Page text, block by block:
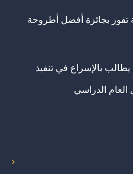
تفوز بجائزة أفضل أطروحة
بالإسراع في تنفيذ
الدراسي